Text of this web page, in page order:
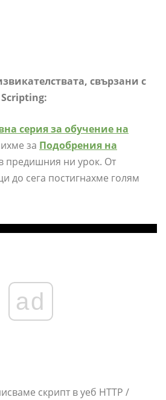
свързани с
серия за обучение на
за Подобрения на
предишния ни урок. От
до сега постигнахме голям
ad
скрипт в уеб HTTP /